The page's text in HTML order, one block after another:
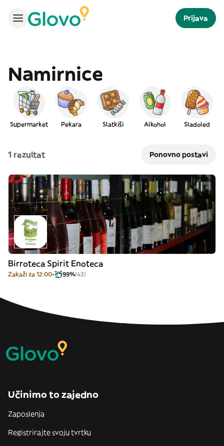
Prijava
Namirnice
Supermarket Pekara Slatkiši Alkohol Sladoled
1 rezultat Ponovno postavi
Birroteca Spirit Enoteca
Zakaži za 12:00 99%(43)
Učinimo to zajedno
Zaposlenja
Registrirajte svoju tvrtku